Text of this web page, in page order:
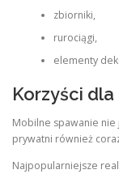
zbiorniki,
rurociągi,
elementy
Korzyści
Mobilne spawanie nie
prywatni również
Najpopularniejsze